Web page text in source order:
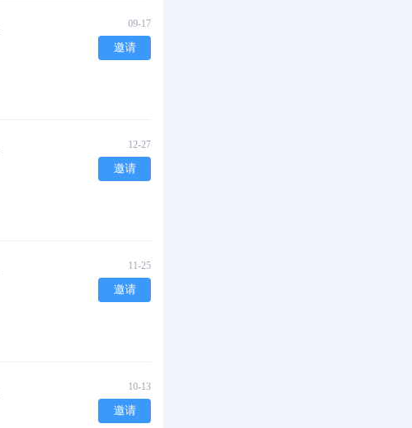
09-17
邀请
12-27
邀请
11-25
邀请
10-13
邀请